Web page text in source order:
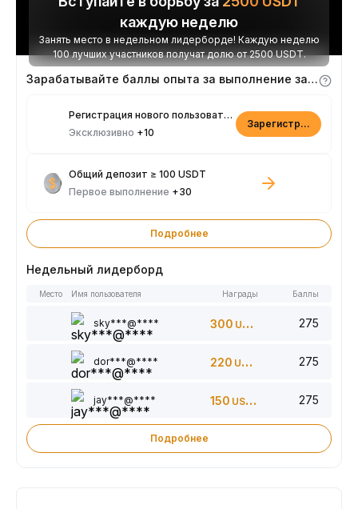
каждую неделю
Занять место в недельном лидерборде! Каждую неделю
100 лучших участников получат долю от 2500 USDT.
Зарабатывайте баллы опыта за выполнение заданий
Регистрация нового пользователя
Эксклюзивно +10
Зарегистрироваться
Общий депозит ≥ 100 USDT
Первое выполнение +30
Подробнее
Недельный лидерборд
Место Имя пользователя Награды Баллы
sky***@**** 300 USDT 275
dor***@**** 220 USDT 275
jay***@**** 150 USDT 275
Подробнее